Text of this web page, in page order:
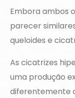
Embora ambos
parecer
queloides e
As cicatrizes
uma produção
diferentemente